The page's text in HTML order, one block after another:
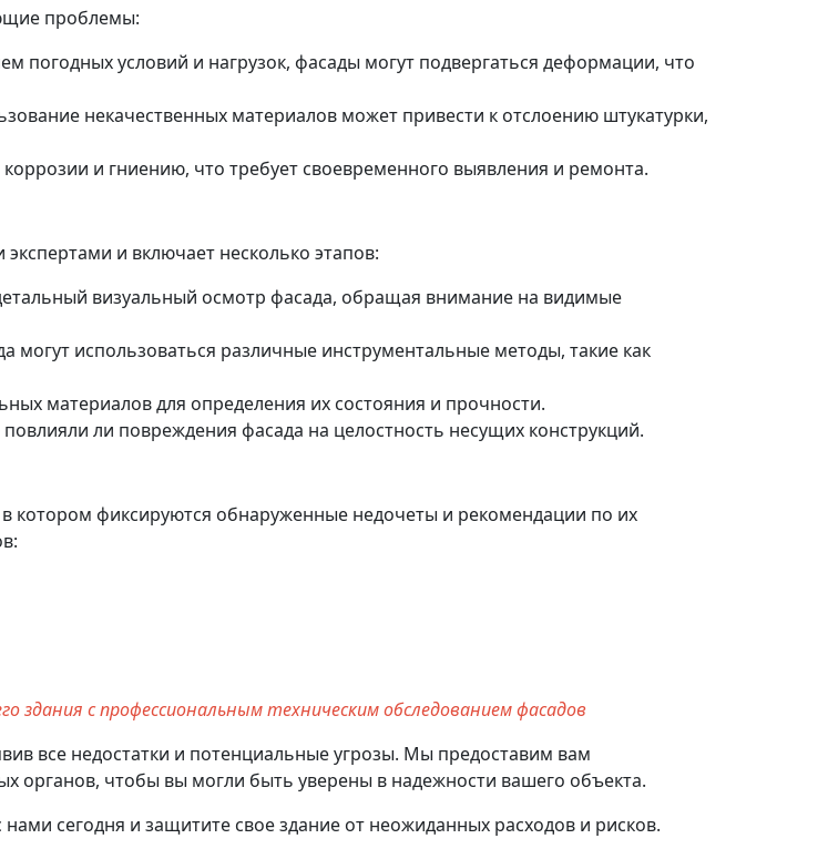
проблемы:
условий и нагрузок, фасады могут подвергаться деформации, что
некачественных материалов может привести к отслоению штукатурки,
и гниению, что требует своевременного выявления и ремонта.
и включает несколько этапов:
визуальный осмотр фасада, обращая внимание на видимые
могут использоваться различные инструментальные методы, такие как
материалов для определения их состояния и прочности.
ли повреждения фасада на целостность несущих конструкций.
котором фиксируются обнаруженные недочеты и рекомендации по их
здания с профессиональным техническим обследованием фасадов
все недостатки и потенциальные угрозы. Мы предоставим вам
органов, чтобы вы могли быть уверены в надежности вашего объекта.
сегодня и защитите свое здание от неожиданных расходов и рисков.